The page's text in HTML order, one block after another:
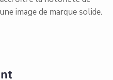
image de marque solide.